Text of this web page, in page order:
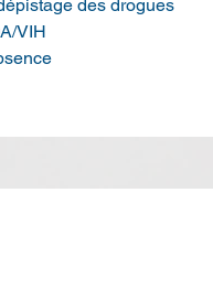
des drogues
VIH